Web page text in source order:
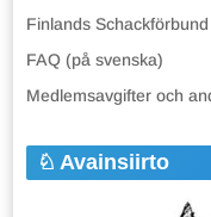
Finlands Schackförbund
FAQ (på svenska)
Medlemsavgifter och
Avainsiirto